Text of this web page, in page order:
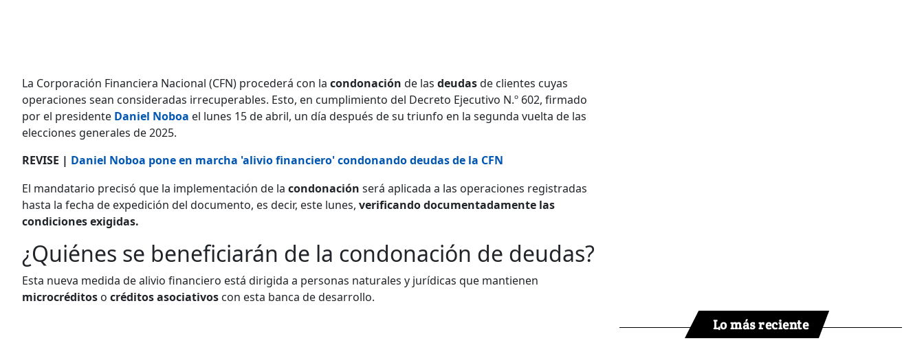
La Corporación Financiera Nacional (CFN) procederá con la condonación de las deudasde clientes cuyas
operaciones sean consideradas irrecuperables. Esto, en cumplimiento del Decreto Ejecutivo N.º 602, firmado
por el presidente Daniel Noboa el lunes 15 de abril, un día después de su triunfo en la segunda vuelta de las
elecciones generales de 2025.
REVISE | Daniel Noboa pone en marcha 'alivio financiero' condonando deudas de la CFN
El mandatario precisó que la implementación de la condonación será aplicada a las operaciones registradas
hasta la fecha de expedición del documento, es decir, este lunes, verificando documentadamente las
condiciones exigidas.
¿Quiénes se beneficiarán de la condonación de deudas?
Esta nueva medida de alivio financiero está dirigida a personas naturales y jurídicas que mantienen
microcréditos o créditosasociativos con esta banca de desarrollo.
Lo más reciente